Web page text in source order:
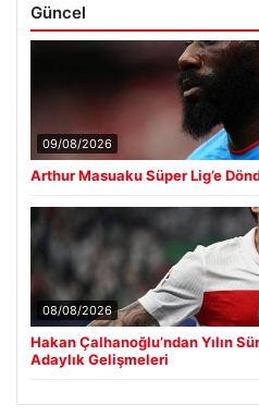
Güncel
09/08/2026
Arthur Masuaku Süper Lig’e
08/08/2026
Hakan Çalhanoğlu’ndan Yılın
Adaylık Gelişmeleri